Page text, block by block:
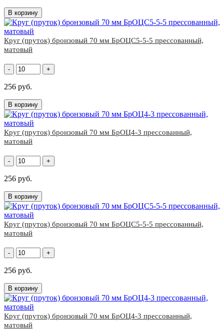
В корзину
Круг (пруток) бронзовый 70 мм БрОЦС5-5-5 прессованный,
матовый
- +
256 руб.
В корзину
Круг (пруток) бронзовый 70 мм БрОЦ4-3 прессованный,
матовый
- +
256 руб.
В корзину
Круг (пруток) бронзовый 70 мм БрОЦС5-5-5 прессованный,
матовый
- +
256 руб.
В корзину
Круг (пруток) бронзовый 70 мм БрОЦ4-3 прессованный,
матовый